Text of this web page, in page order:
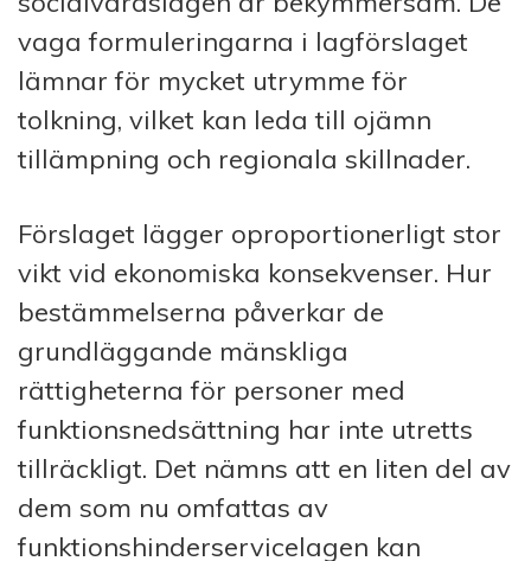
vaga formuleringarna i lagförslaget
lämnar för mycket utrymme för
tolkning, vilket kan leda till ojämn
tillämpning och regionala skillnader.
Förslaget lägger oproportionerligt stor
vikt vid ekonomiska konsekvenser. Hur
bestämmelserna påverkar de
grundläggande mänskliga
rättigheterna för personer med
funktionsnedsättning har inte utretts
tillräckligt. Det nämns att en liten del av
dem som nu omfattas av
funktionshinderservicelagen kan